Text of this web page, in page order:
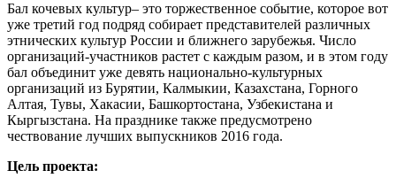
Бал кочевых культур– это торжественное событие, которое вот
уже третий год подряд собирает представителей различных
этнических культур России и ближнего зарубежья. Число
организаций-участников растет с каждым разом, и в этом году
бал объединит уже девять национально-культурных
организаций из Бурятии, Калмыкии, Казахстана, Горного
Алтая, Тувы, Хакасии, Башкортостана, Узбекистана и
Кыргызстана. На празднике также предусмотрено
чествование лучших выпускников 2016 года.
Цель проекта: